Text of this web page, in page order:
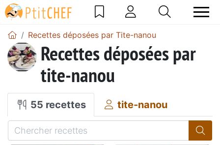
Recettes déposées par Tite-nanou
Recettes déposées par
tite-nanou
55 recettes tite-nanou